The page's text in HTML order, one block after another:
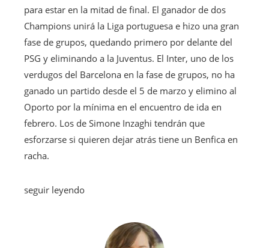
para estar en la mitad de final. El ganador de dos
Champions unirá la Liga portuguesa e hizo una gran
fase de grupos, quedando primero por delante del
PSG y eliminando a la Juventus. El Inter, uno de los
verdugos del Barcelona en la fase de grupos, no ha
ganado un partido desde el 5 de marzo y elimino al
Oporto por la mínima en el encuentro de ida en
febrero. Los de Simone Inzaghi tendrán que
esforzarse si quieren dejar atrás tiene un Benfica en
racha.
seguir leyendo